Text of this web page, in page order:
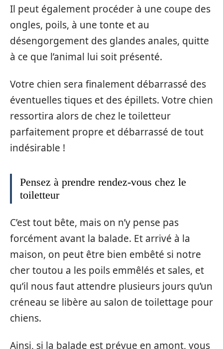
Il peut également procéder à une coupe des
ongles, poils, à une tonte et au
désengorgement des glandes anales, quitte
à ce que l’animal lui soit présenté.
Votre chien sera finalement débarrassé des
éventuelles tiques et des épillets. Votre chien
ressortira alors de chez le toiletteur
parfaitement propre et débarrassé de tout
indésirable !
Pensez à prendre rendez-vous chez le
toiletteur
C’est tout bête, mais on n’y pense pas
forcément avant la balade. Et arrivé à la
maison, on peut être bien embêté si notre
cher toutou a les poils emmêlés et sales, et
qu’il nous faut attendre plusieurs jours qu’un
créneau se libère au salon de toilettage pour
chiens.
Ainsi, si la balade est prévue en amont, vous